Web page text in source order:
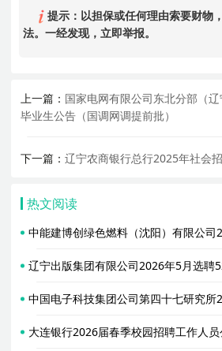
提示：以担保或任何理由索要财物
法。一经发现，立即举报。
上一篇： 国家电网有限公司东北分部（
毕业生公告（国调网调提前批）
下一篇：辽宁农商银行总行2025年社会
热文阅读
辽宁出版集团有限公司2026年5月选聘
大连银行2026届春季校园招聘工作人